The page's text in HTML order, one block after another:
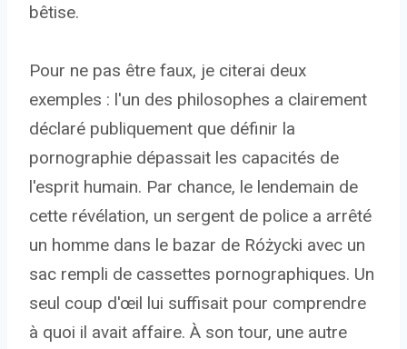
bêtise.
Pour ne pas être faux, je citerai deux
exemples : l'un des philosophes a clairement
déclaré publiquement que définir la
pornographie dépassait les capacités de
l'esprit humain. Par chance, le lendemain de
cette révélation, un sergent de police a arrêté
un homme dans le bazar de Różycki avec un
sac rempli de cassettes pornographiques. Un
seul coup d'œil lui suffisait pour comprendre
à quoi il avait affaire. À son tour, une autre